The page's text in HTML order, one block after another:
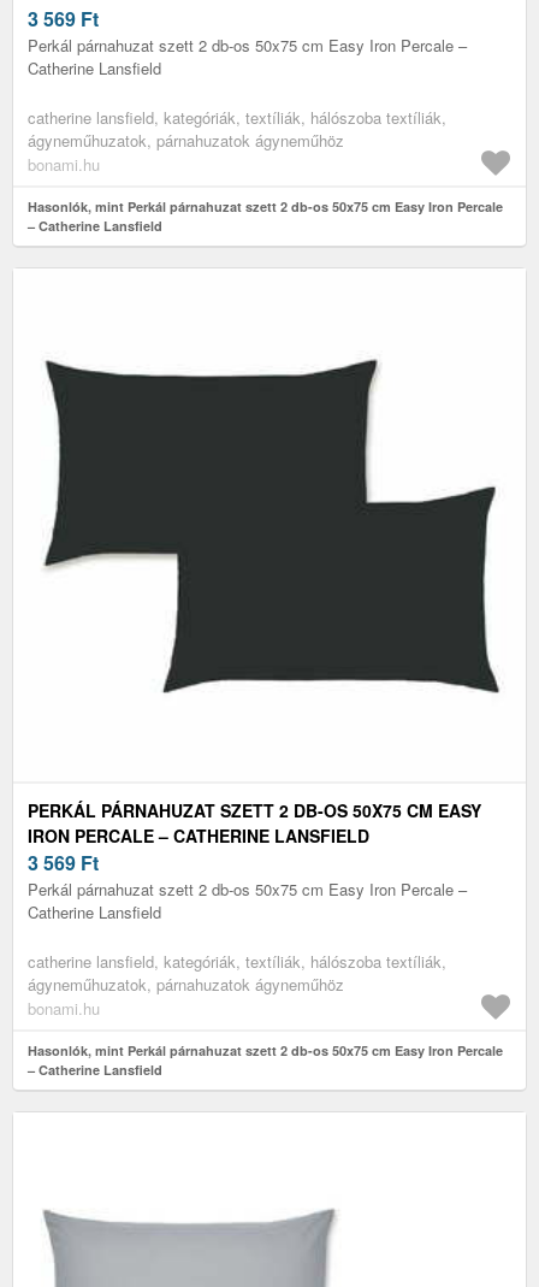
3 569 Ft
Perkál párnahuzat szett 2 db-os 50x75 cm Easy Iron Percale –
Catherine Lansfield
catherine lansfield, kategóriák, textíliák, hálószoba textíliák,
ágyneműhuzatok, párnahuzatok ágyneműhöz
bonami.hu
Hasonlók, mint Perkál párnahuzat szett 2 db-os 50x75 cm Easy Iron Percale
– Catherine Lansfield
PERKÁL PÁRNAHUZAT SZETT 2 DB-OS 50X75 CM EASY
IRON PERCALE – CATHERINE LANSFIELD
3 569 Ft
Perkál párnahuzat szett 2 db-os 50x75 cm Easy Iron Percale –
Catherine Lansfield
catherine lansfield, kategóriák, textíliák, hálószoba textíliák,
ágyneműhuzatok, párnahuzatok ágyneműhöz
bonami.hu
Hasonlók, mint Perkál párnahuzat szett 2 db-os 50x75 cm Easy Iron Percale
– Catherine Lansfield